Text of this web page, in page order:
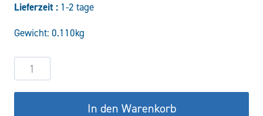
war:
435,00 €
Lieferzeit : 1-2 tage
Gewicht: 0.110kg
Druckmessumformer
EDS3446-
2-
In den Warenkorb